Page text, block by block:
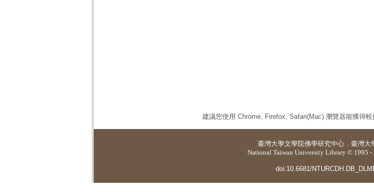
建議您使用 Chrome, Firefox, Safari(Mac) 瀏覽器能獲得較
臺灣大學文學院佛學研究中心 ． 臺灣大
National Taiwan University Library © 1995 -
doi:10.6681/